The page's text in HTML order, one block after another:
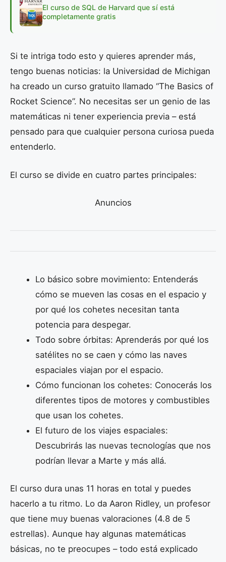
El curso de SQL de Harvard que sí está
completamente gratis
Si te intriga todo esto y quieres aprender más,
tengo buenas noticias: la Universidad de Michigan
ha creado un curso gratuito llamado “The Basics of
Rocket Science”. No necesitas ser un genio de las
matemáticas ni tener experiencia previa – está
pensado para que cualquier persona curiosa pueda
entenderlo.
El curso se divide en cuatro partes principales:
Anuncios
Lo básico sobre movimiento: Entenderás
cómo se mueven las cosas en el espacio y
por qué los cohetes necesitan tanta
potencia para despegar.
Todo sobre órbitas: Aprenderás por qué los
satélites no se caen y cómo las naves
espaciales viajan por el espacio.
Cómo funcionan los cohetes: Conocerás los
diferentes tipos de motores y combustibles
que usan los cohetes.
El futuro de los viajes espaciales:
Descubrirás las nuevas tecnologías que nos
podrían llevar a Marte y más allá.
El curso dura unas 11 horas en total y puedes
hacerlo a tu ritmo. Lo da Aaron Ridley, un profesor
que tiene muy buenas valoraciones (4.8 de 5
estrellas). Aunque hay algunas matemáticas
básicas, no te preocupes – todo está explicado